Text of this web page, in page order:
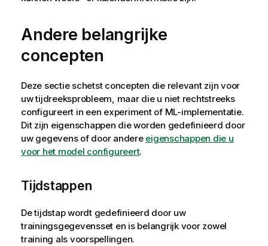
Andere belangrijke
concepten
Deze sectie schetst concepten die relevant zijn voor
uw tijdreeksprobleem, maar die u niet rechtstreeks
configureert in een experiment of ML-implementatie.
Dit zijn eigenschappen die worden gedefinieerd door
uw gegevens of door andere eigenschappen die u
voor het model configureert.
Tijdstappen
De tijdstap wordt gedefinieerd door uw
trainingsgegevensset en is belangrijk voor zowel
training als voorspellingen.